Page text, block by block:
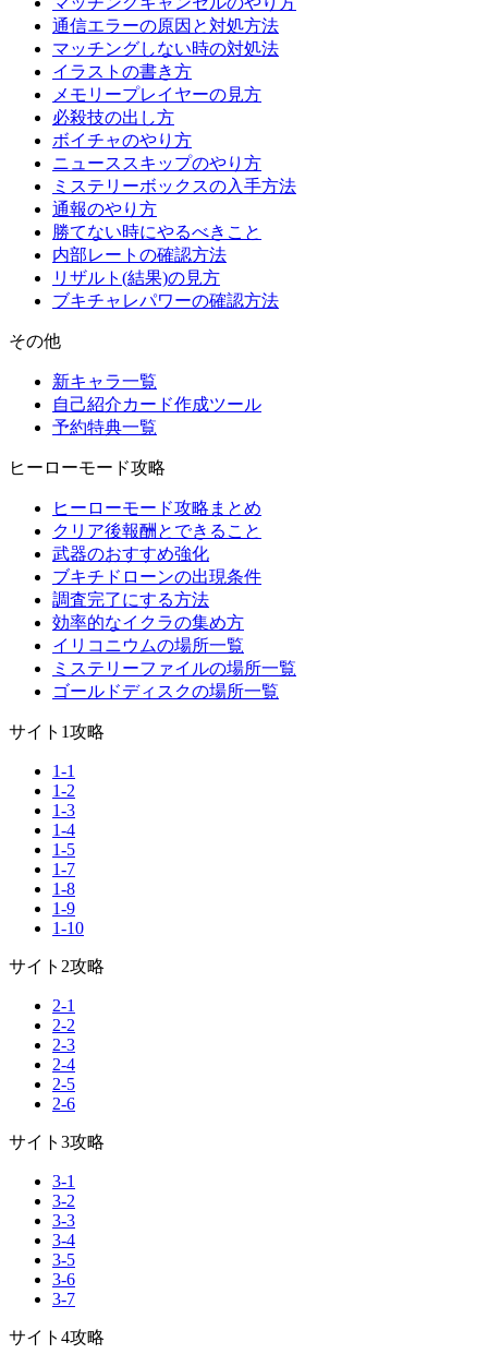
通信エラーの原因と対処方法
マッチングしない時の対処法
イラストの書き方
メモリープレイヤーの見方
必殺技の出し方
ボイチャのやり方
ニューススキップのやり方
ミステリーボックスの入手方法
通報のやり方
勝てない時にやるべきこと
内部レートの確認方法
リザルト(結果)の見方
ブキチャレパワーの確認方法
その他
新キャラ一覧
自己紹介カード作成ツール
予約特典一覧
ヒーローモード攻略
ヒーローモード攻略まとめ
クリア後報酬とできること
武器のおすすめ強化
ブキチドローンの出現条件
調査完了にする方法
効率的なイクラの集め方
イリコニウムの場所一覧
ミステリーファイルの場所一覧
ゴールドディスクの場所一覧
サイト1攻略
1-1
1-2
1-3
1-4
1-5
1-7
1-8
1-9
1-10
サイト2攻略
2-1
2-2
2-3
2-4
2-5
2-6
サイト3攻略
3-1
3-2
3-3
3-4
3-5
3-6
3-7
サイト4攻略